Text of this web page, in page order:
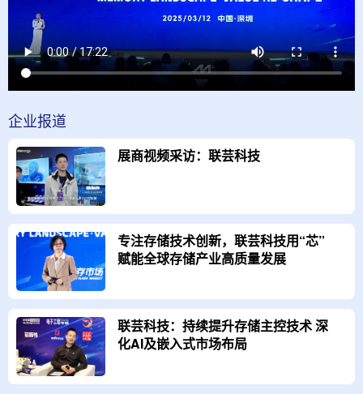
企业报道
展商视频采访：联芸科技
专注存储技术创新，联芸科技用“芯”
赋能全球存储产业高质量发展
联芸科技：持续提升存储主控技术 深
化AI及嵌入式市场布局